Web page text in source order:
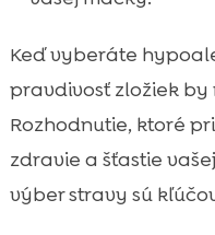
Keď vyberáte
pravdivosť zložiek
Rozhodnutie, ktoré
zdravie a šťastie
výber stravy sú